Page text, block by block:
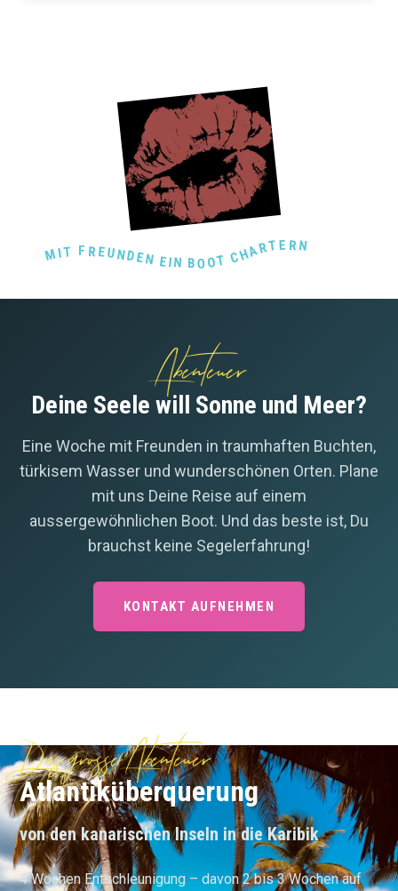
MIT FREUNDEN EIN BOOT CHARTERN
Abenteuer
Deine Seele will Sonne und Meer?
Eine Woche mit Freunden in traumhaften Buchten,
türkisem Wasser und wunderschönen Orten. Plane
mit uns Deine Reise auf einem
aussergewöhnlichen Boot. Und das beste ist, Du
brauchst keine Segelerfahrung!
KONTAKT AUFNEHMEN
Das grosse Abenteuer
Atlantik­überquerung
von den kanarischen Inseln in die Karibik
4 Wochen Entschleunigung – davon 2 bis 3 Wochen auf